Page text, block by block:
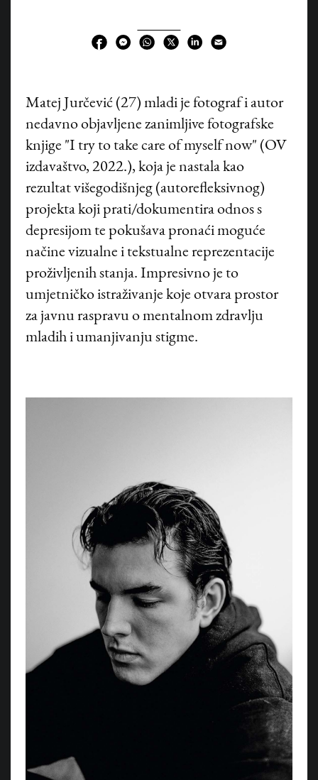
Matej Jurčević (27) mladi je fotograf i autor
nedavno objavljene zanimljive fotografske
knjige "I try to take care of myself now" (OV
izdavaštvo, 2022.), koja je nastala kao
rezultat višegodišnjeg (autorefleksivnog)
projekta koji prati/dokumentira odnos s
depresijom te pokušava pronaći moguće
načine vizualne i tekstualne reprezentacije
proživljenih stanja. Impresivno je to
umjetničko istraživanje koje otvara prostor
za javnu raspravu o mentalnom zdravlju
mladih i umanjivanju stigme.